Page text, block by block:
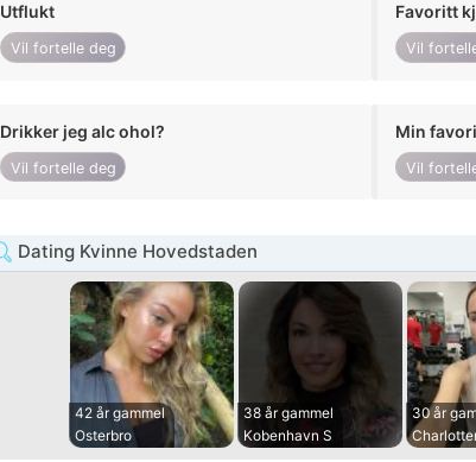
Utflukt
Vil fortelle deg
Favoritt
Vil
Drikker jeg alc ohol?
Vil fortelle deg
Min
Vil
Dating Kvinne Hovedstaden
42 år gammel
Osterbro
38 år gammel
Kobenhavn S
30 år